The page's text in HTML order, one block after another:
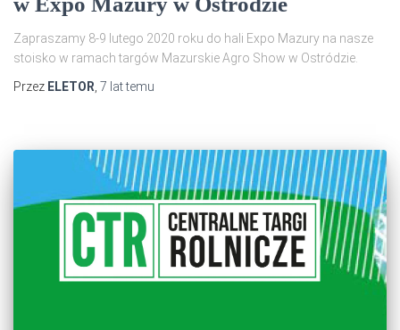
Zapraszamy 8-9 lutego 2020 roku do hali Expo Mazury na nasze
stoisko w ramach targów Mazurskie Agro Show w Ostródzie.
Przez ELETOR, 7 lattemu